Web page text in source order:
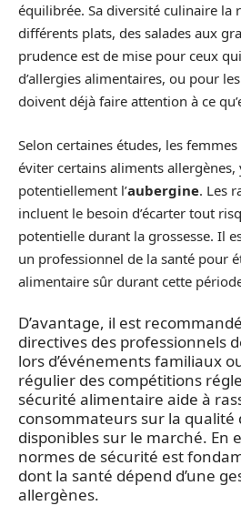
équilibrée. Sa diversité culinaire la
différents plats, des salades aux
prudence est de mise pour ceux
d’allergies alimentaires, ou pour
doivent déjà faire attention à ce
Selon certaines études, les
éviter certains aliments allergènes,
potentiellement l’aubergine. Les
incluent le besoin d’écarter tout
potentielle durant la grossesse. Il
un professionnel de la santé pour
alimentaire sûr durant cette
D’avantage, il est
directives des professionnels
lors d’événements familiaux
régulier des compétitions
sécurité alimentaire aide à
consommateurs sur la qualité
disponibles sur le marché. En
normes de sécurité est
dont la santé dépend d’une
allergènes.